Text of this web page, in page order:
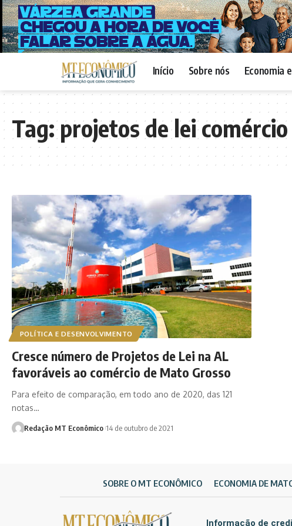
Início Sobre nós Economia
Tag:projetos de lei
POLÍTICA E DESENVOLVIMENTO
Cresce número de Projetos de Lei na AL
favoráveis ao comércio de Mato Grosso
Para efeito de comparação, em todo ano de 2020, das 121
notas…
Redação MT Econômico 14 de outubro de 2021
SOBRE O MT ECONÔMICO ECONOMIA DE
Informação de